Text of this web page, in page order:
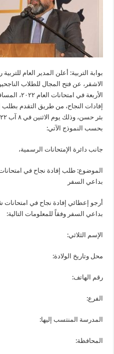
بوابة التربية: أعلن المدير العام
الاشقر، عن فتح المجال للطلاب
الأربعة في
إفادات النجاح، من طريق التقدم بطلب
بحسب النموذج الآتي:
جانب دائرة الإمتحانات الرسمية،
بداعي السفر
بداعي السفر وفقاً للمعلومات التالية:
الإسم الثلاثي:
محل وتاريخ الولادة:
رقم الهاتف:
الفرع:
المدرسة المنتسب إليها:
المحافظة: